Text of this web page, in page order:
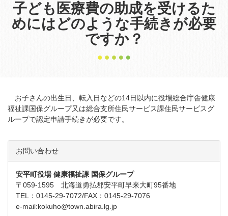
子ども医療費の助成を受けるた
めにはどのような手続きが必要
ですか？
お子さんの出生日、転入日などの14日以内に役場総合庁舎健康
福祉課国保グループ又は総合支所住民サービス課住民サービスグ
ループで認定申請手続きが必要です。
お問い合わせ
安平町役場 健康福祉課 国保グループ
〒059-1595 北海道勇払郡安平町早来大町95番地
TEL：0145-29-7072/FAX：0145-29-7076
e-mail:kokuho@town.abira.lg.jp